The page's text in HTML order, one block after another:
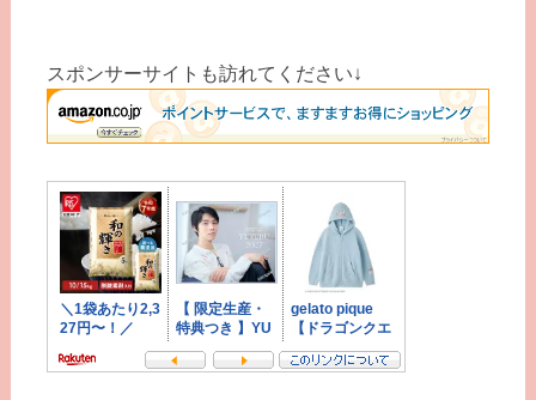
スポンサーサイトも訪れてください↓